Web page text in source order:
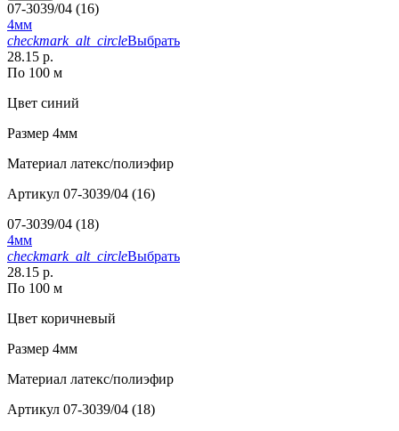
07-3039/04 (16)
4мм
checkmark_alt_circleВыбрать
28.15 р.
По 100 м
Цвет синий
Размер 4мм
Материал латекс/полиэфир
Артикул 07-3039/04 (16)
07-3039/04 (18)
4мм
checkmark_alt_circleВыбрать
28.15 р.
По 100 м
Цвет коричневый
Размер 4мм
Материал латекс/полиэфир
Артикул 07-3039/04 (18)